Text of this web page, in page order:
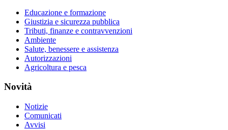
Educazione e formazione
Giustizia e sicurezza pubblica
Tributi, finanze e contravvenzioni
Ambiente
Salute, benessere e assistenza
Autorizzazioni
Agricoltura e pesca
Novità
Notizie
Comunicati
Avvisi